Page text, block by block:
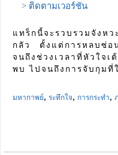
> ติดตามเวอร์ชัน
แทร็กนี้จะรวบรวมจังหว
กลัว ตั้งแต่การหลบซ่อ
จนถึงช่วงเวลาที่หัวใจเ
พบ ไปจนถึงการจับกุมที่
มหากาพย์, ระทึกใจ, การกระทำ,